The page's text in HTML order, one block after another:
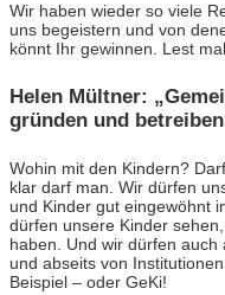
Wir haben wieder so viele
uns begeistern und von
könnt Ihr gewinnen. Lest
Helen Mültner:
gründen und
Wohin mit den Kindern?
klar darf man. Wir dürfen
und Kinder gut eingewöhnt
dürfen unsere Kinder
haben. Und wir dürfen
und abseits von
Beispiel – oder GeKi!